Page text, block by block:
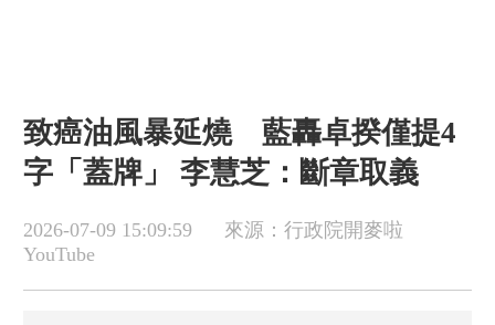
致癌油風暴延燒 藍轟卓揆僅提4
字「蓋牌」 李慧芝：斷章取義
2026-07-09 15:09:59
來源：行政院開麥啦
YouTube